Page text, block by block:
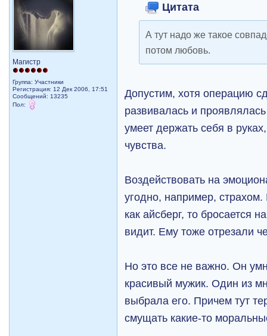
Магистр
Группа: Участники
Регистрация: 12 Дек 2006, 17:51
Сообщений: 13235
Пол:
Цитата
А тут надо же такое
потом любовь.
Допустим, хотя операцию
развивалась и
умеет держать себя в
чувства.
Воздействовать на
угодно, например,
как айсберг, то бросается
видит. Ему тоже отрезали
Но это все не важно. Он
красивый мужик. Один из
выбрала его. Причем тут
смущать какие-то